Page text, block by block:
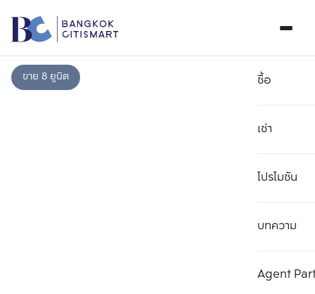
ซื้อ
เช่า
โปรโมชัน
บทความ
Agent
ขาย 8 ยูนิต